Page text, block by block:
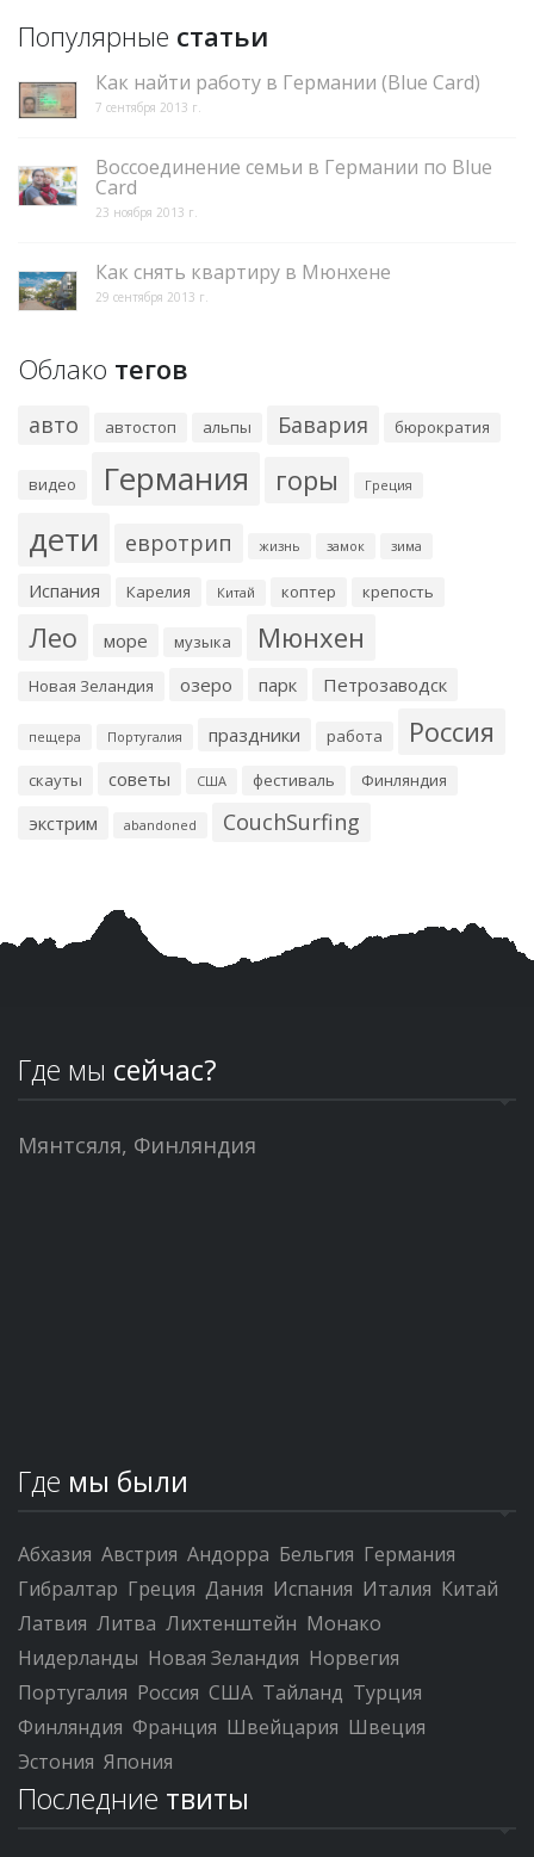
Популярные статьи
Как найти работу в Германии (Blue Card)
7 сентября 2013 г.
Воссоединение семьи в Германии по Blue
Card
23 ноября 2013 г.
Как снять квартиру в Мюнхене
29 сентября 2013 г.
Облако тегов
авто автостоп альпы Бавария бюрократия
видео Германия горы Греция
дети евротрип жизнь замок зима
Испания Карелия Китай коптер крепость
Лео море музыка Мюнхен
Новая Зеландия озеро парк Петрозаводск
пещера Португалия праздники работа Россия
скауты советы США фестиваль Финляндия
экстрим abandoned CouchSurfing
Где мы сейчас?
Мянтсяля, Финляндия
Где мы были
Абхазия Австрия Андорра Бельгия Германия
Гибралтар Греция Дания Испания Италия Китай
Латвия Литва Лихтенштейн Монако
Нидерланды Новая Зеландия Норвегия
Португалия Россия США Тайланд Турция
Финляндия Франция Швейцария Швеция
Эстония Япония
Последние твиты